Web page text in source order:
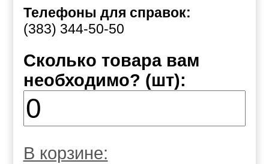
Телефоны для справок:
(383) 344-50-50
Сколько товара вам
необходимо? (шт):
В корзине: